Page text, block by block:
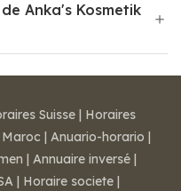
Anka's Kosmetik
Suisse | Horaires
| Anuario-horario |
| Annuaire inversé |
| Horaire societe |